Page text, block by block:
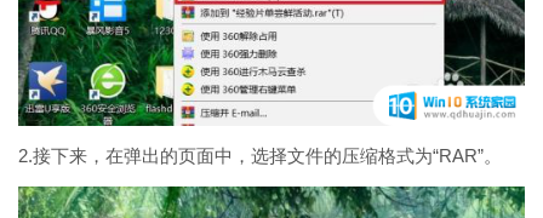
2.接下来，在弹出的页面中，选择文件的压缩格式为“RAR”。